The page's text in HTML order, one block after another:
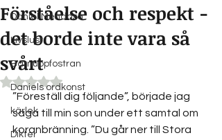
Daniel Mendoza
Livslust
Barnuppfostran
Daniels ordkonst
kärlek
Dikter
Förståelse och respekt -
det borde inte vara så
svårt
Betygsatt till NaN av 5 stjärnor.
”Föreställ dig följande”, började jag
säga till min son under ett samtal om
koranbränning. ”Du går ner till Stora